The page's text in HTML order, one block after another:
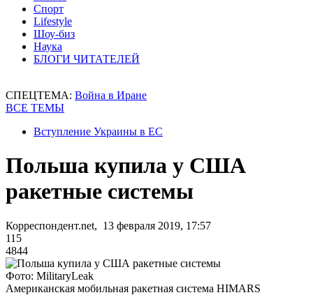
Спорт
Lifestyle
Шоу-биз
Наука
БЛОГИ ЧИТАТЕЛЕЙ
СПЕЦТЕМА: Война в Иране
ВСЕ ТЕМЫ
Вступление Украины в ЕС
Польша купила у США
ракетные системы
Корреспондент.net, 13 февраля 2019, 17:57
115
4844
Фото: MilitaryLeak
Американская мобильная ракетная система HIMARS